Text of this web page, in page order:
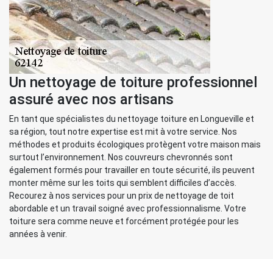
Un nettoyage de toiture professionnel
assuré avec nos artisans
En tant que spécialistes du nettoyage toiture en Longueville et
sa région, tout notre expertise est mit à votre service. Nos
méthodes et produits écologiques protègent votre maison mais
surtout l’environnement. Nos couvreurs chevronnés sont
également formés pour travailler en toute sécurité, ils peuvent
monter même sur les toits qui semblent difficiles d’accès.
Recourez à nos services pour un prix de nettoyage de toit
abordable et un travail soigné avec professionnalisme. Votre
toiture sera comme neuve et forcément protégée pour les
années à venir.